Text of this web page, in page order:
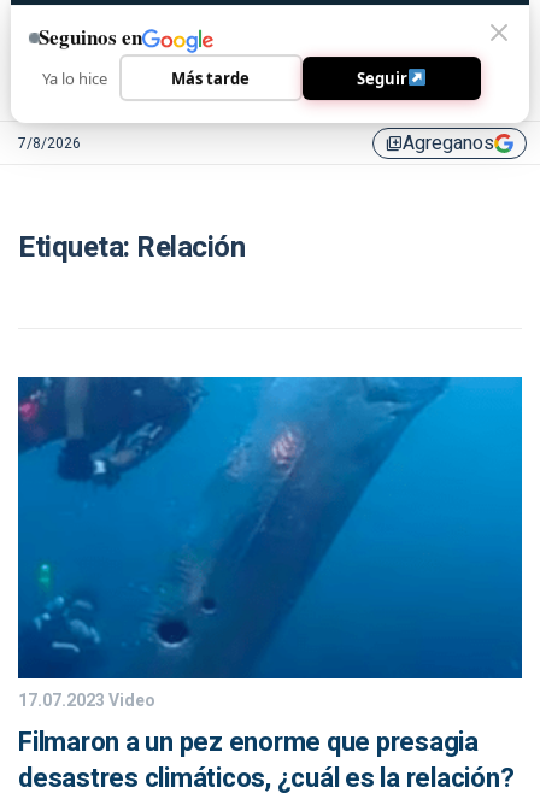
7/8/2026 library_addAgreganos
Etiqueta: Relación
17.07.2023Video
Filmaron a un pez enorme que presagia
desastres climáticos, ¿cuál es la relación?
Seguinos en
Ya lo hice Más tarde Seguir